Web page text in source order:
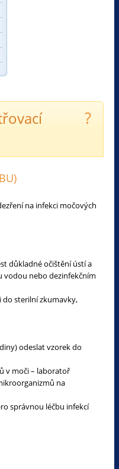
?
na infekci močových
důkladné očištění ústí a
vodou nebo dezinfekčním
sterilní zkumavky,
odeslat vzorek do
v moči – laboratoř
na
správnou léčbu infekcí